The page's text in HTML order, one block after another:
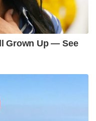
S-400 നു കഴിയും
വളരെ
വാഹനങ്ങളിലാണ്
ലോഞ്ചറുകളും
മുട്ടേണ്ടി വരും